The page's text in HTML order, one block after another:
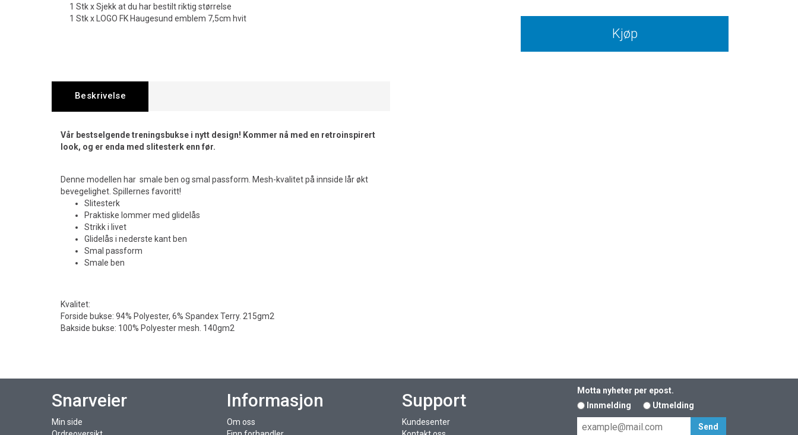
1 Stk x Sjekk at du har bestilt riktig størrelse
1 Stk x LOGO FK Haugesund emblem 7,5cm hvit
Kjøp
Beskrivelse
Vår bestselgende treningsbukse i nytt design! Kommer nå med en retroinspirert
look, og er enda med slitesterk enn før.
Denne modellen har smale ben og smal passform. Mesh-kvalitet på innside lår økt
bevegelighet. Spillernes favoritt!
Slitesterk
Praktiske lommer med glidelås
Strikk i livet
Glidelås i nederste kant ben
Smal passform
Smale ben
Kvalitet:
Forside bukse: 94% Polyester, 6% Spandex Terry. 215gm2
Bakside bukse: 100% Polyester mesh. 140gm2
Snarveier
Min side
Informasjon
Om oss
Support
Kundesenter
Motta nyheter per epost.
Innmelding
Utmelding